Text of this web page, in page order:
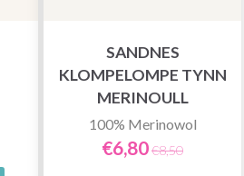
SANDNES
KLOMPELOMPE TYNN
MERINOULL
100% Merinowol
€6,80€8,50